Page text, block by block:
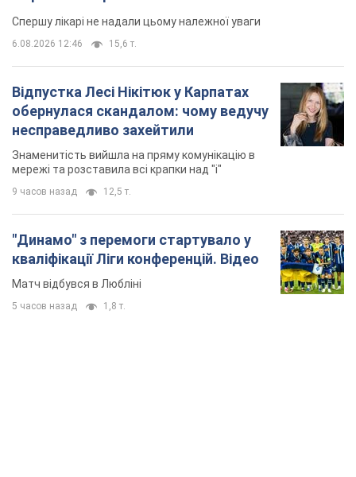
Спершу лікарі не надали цьому належної уваги
6.08.2026 12:46 15,6 т.
Відпустка Лесі Нікітюк у Карпатах
обернулася скандалом: чому ведучу
несправедливо захейтили
Знаменитість вийшла на пряму комунікацію в
мережі та розставила всі крапки над "і"
9 часов назад 12,5 т.
"Динамо" з перемоги стартувало у
кваліфікації Ліги конференцій. Відео
Матч відбувся в Любліні
5 часов назад 1,8 т.